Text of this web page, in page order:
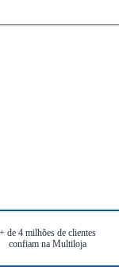
+ de 4 milhões de clientes
confiam na Multiloja